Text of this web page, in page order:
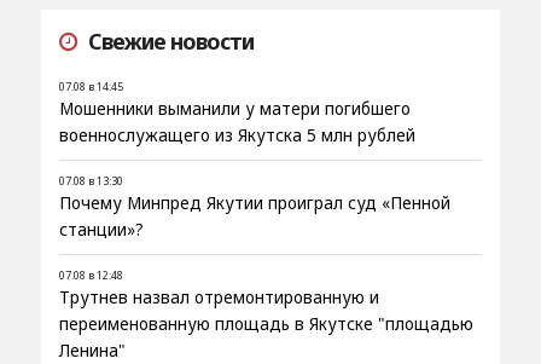
Свежие новости
07.08 в 14:45
Мошенники выманили у матери погибшего
военнослужащего из Якутска 5 млн рублей
07.08 в 13:30
Почему Минпред Якутии проиграл суд «Пенной
станции»?
07.08 в 12:48
Трутнев назвал отремонтированную и
переименованную площадь в Якутске "площадью
Ленина"